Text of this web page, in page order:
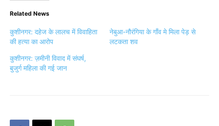
Related News
कुशीनगर: दहेज के लालच में विवाहिता
की हत्या का आरोप
नेबुआ-नौरंगिया के गाँव मे मिला पेड़ से
लटकता शव
कुशीनगर: ज़मीनी विवाद में संघर्ष,
बुजुर्ग महिला की गई जान